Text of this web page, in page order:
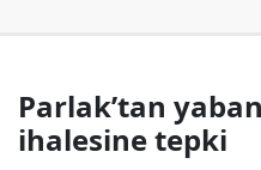
Parlak’tan
ihalesine tepki